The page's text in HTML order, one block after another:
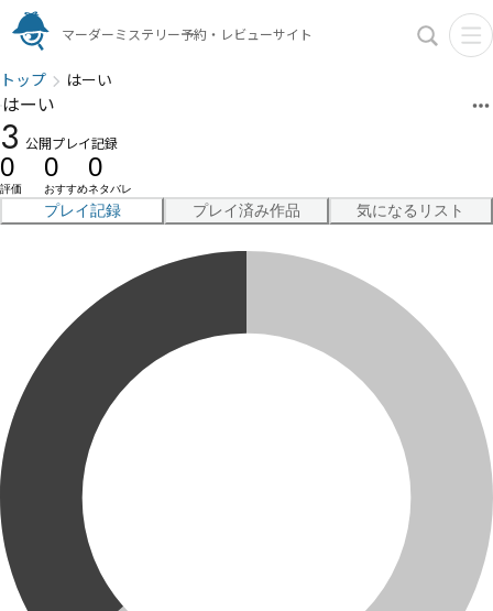
マーダーミステリー予約・レビューサイト
トップ はーい
はーい
3 公開プレイ記録
0
評価
0
おすすめ
0
ネタバレ
プレイ記録 プレイ済み作品 気になるリスト